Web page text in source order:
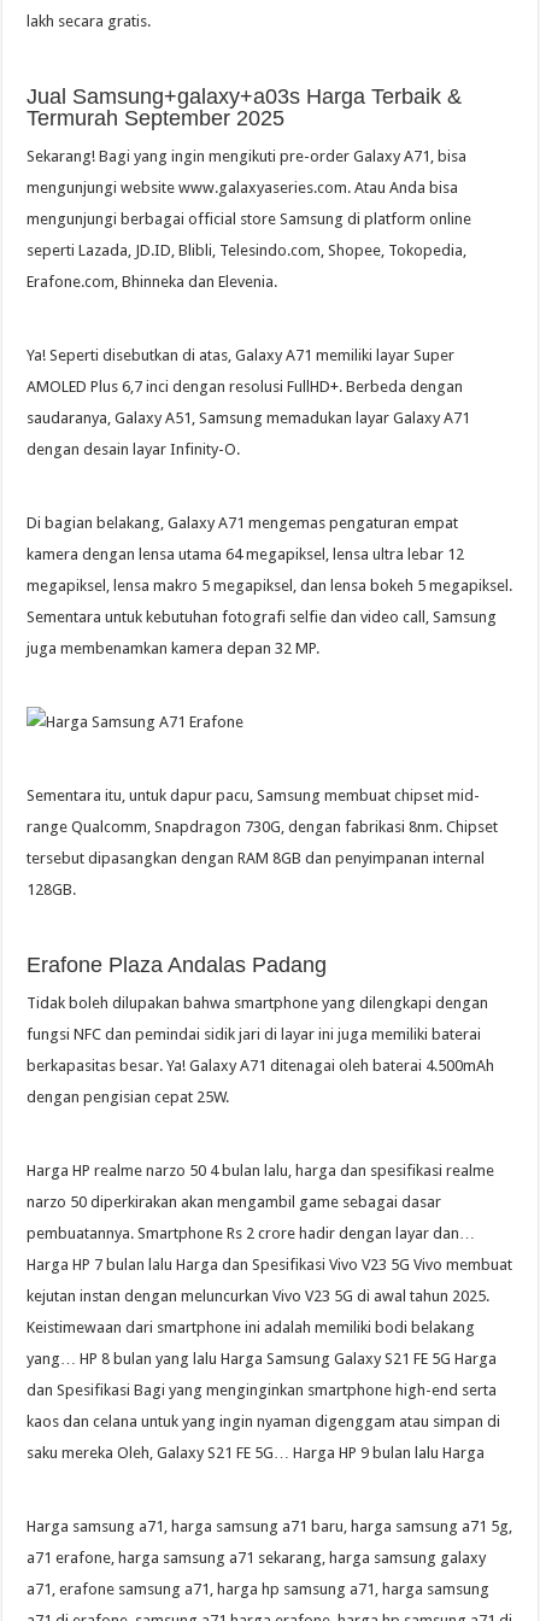
lakh secara gratis.
Jual Samsung+galaxy+a03s Harga Terbaik &
Termurah September 2025
Sekarang! Bagi yang ingin mengikuti pre-order Galaxy A71, bisa
mengunjungi website www.galaxyaseries.com. Atau Anda bisa
mengunjungi berbagai official store Samsung di platform online
seperti Lazada, JD.ID, Blibli, Telesindo.com, Shopee, Tokopedia,
Erafone.com, Bhinneka dan Elevenia.
Ya! Seperti disebutkan di atas, Galaxy A71 memiliki layar Super
AMOLED Plus 6,7 inci dengan resolusi FullHD+. Berbeda dengan
saudaranya, Galaxy A51, Samsung memadukan layar Galaxy A71
dengan desain layar Infinity-O.
Di bagian belakang, Galaxy A71 mengemas pengaturan empat
kamera dengan lensa utama 64 megapiksel, lensa ultra lebar 12
megapiksel, lensa makro 5 megapiksel, dan lensa bokeh 5 megapiksel.
Sementara untuk kebutuhan fotografi selfie dan video call, Samsung
juga membenamkan kamera depan 32 MP.
Sementara itu, untuk dapur pacu, Samsung membuat chipset mid-
range Qualcomm, Snapdragon 730G, dengan fabrikasi 8nm. Chipset
tersebut dipasangkan dengan RAM 8GB dan penyimpanan internal
128GB.
Erafone Plaza Andalas Padang
Tidak boleh dilupakan bahwa smartphone yang dilengkapi dengan
fungsi NFC dan pemindai sidik jari di layar ini juga memiliki baterai
berkapasitas besar. Ya! Galaxy A71 ditenagai oleh baterai 4.500mAh
dengan pengisian cepat 25W.
Harga HP realme narzo 50 4 bulan lalu, harga dan spesifikasi realme
narzo 50 diperkirakan akan mengambil game sebagai dasar
pembuatannya. Smartphone Rs 2 crore hadir dengan layar dan…
Harga HP 7 bulan lalu Harga dan Spesifikasi Vivo V23 5G Vivo membuat
kejutan instan dengan meluncurkan Vivo V23 5G di awal tahun 2025.
Keistimewaan dari smartphone ini adalah memiliki bodi belakang
yang… HP 8 bulan yang lalu Harga Samsung Galaxy S21 FE 5G Harga
dan Spesifikasi Bagi yang menginginkan smartphone high-end serta
kaos dan celana untuk yang ingin nyaman digenggam atau simpan di
saku mereka Oleh, Galaxy S21 FE 5G… Harga HP 9 bulan lalu Harga
Harga samsung a71, harga samsung a71 baru, harga samsung a71 5g,
a71 erafone, harga samsung a71 sekarang, harga samsung galaxy
a71, erafone samsung a71, harga hp samsung a71, harga samsung